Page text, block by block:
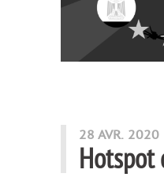
28 AVR. 2020
Hotspot